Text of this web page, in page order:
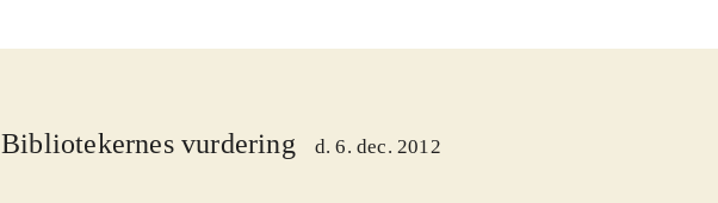
Bibliotekernes vurdering d. 6. dec. 2012